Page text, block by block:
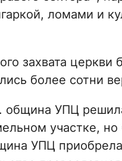
ломами и
захвата церкви
более сотни
община УПЦ
участке,
УПЦ